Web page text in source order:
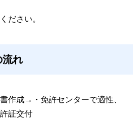
ださい。
流れ
作成→・免許センターで適性、
証交付